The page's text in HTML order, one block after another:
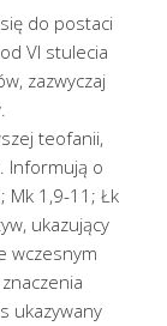
do postaci
VI stulecia
zazwyczaj
teofanii,
Informują o
Mk 1,9-11; Łk
ukazujący
wczesnym
ukazywany